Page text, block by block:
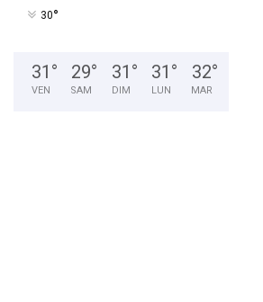
30°
31 °
VEN
29°
SAM
31 °
DIM
31 °
LUN
32°
MAR